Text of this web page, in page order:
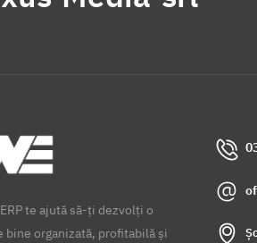
te ajută să-ți dezvolți o
bine organizată, profitabilă și